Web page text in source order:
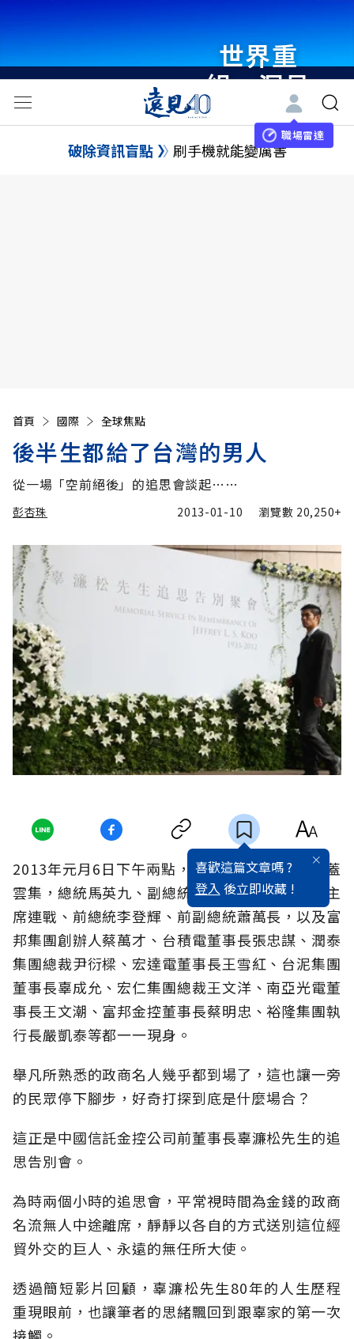
世界重
組・洞見
未來 與
世界領袖
職場雷達
破除資訊盲點 刷手機就能變厲害
首頁 國際 全球焦點
後半生都給了台灣的男人
從一場「空前絕後」的追思會談起……
彭杏珠 2013-01-10 瀏覽數 20,250+
喜歡這篇文章嗎 ?
登入 後立即收藏 !
2013年元月6日下午兩點，台北國際會議中心冠蓋
雲集，總統馬英九、副總統吳敦義、國民黨榮譽主
席連戰、前總統李登輝、前副總統蕭萬長，以及富
邦集團創辦人蔡萬才、台積電董事長張忠謀、潤泰
集團總裁尹衍樑、宏達電董事長王雪紅、台泥集團
董事長辜成允、宏仁集團總裁王文洋、南亞光電董
事長王文潮、富邦金控董事長蔡明忠、裕隆集團執
行長嚴凱泰等都一一現身。
舉凡所熟悉的政商名人幾乎都到場了，這也讓一旁
的民眾停下腳步，好奇打探到底是什麼場合？
這正是中國信託金控公司前董事長辜濂松先生的追
思告別會。
為時兩個小時的追思會，平常視時間為金錢的政商
名流無人中途離席，靜靜以各自的方式送別這位經
貿外交的巨人、永遠的無任所大使。
透過簡短影片回顧，辜濂松先生80年的人生歷程
重現眼前，也讓筆者的思緒飄回到跟辜家的第一次